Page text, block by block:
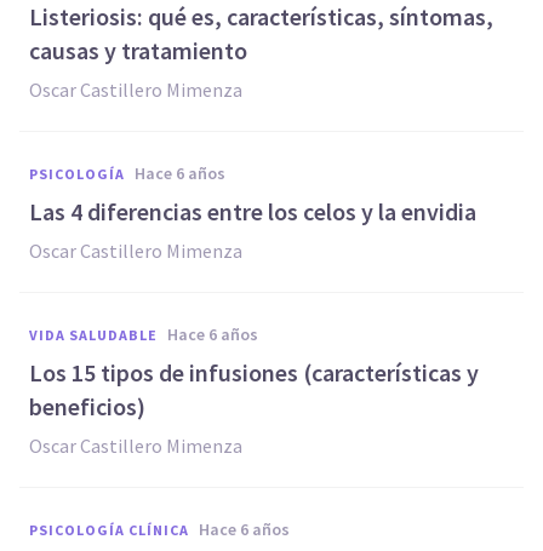
Listeriosis: qué es, características, síntomas,
causas y tratamiento
Oscar Castillero Mimenza
PSICOLOGÍA hace 6 años
Las 4 diferencias entre los celos y la envidia
Oscar Castillero Mimenza
VIDA SALUDABLE hace 6 años
Los 15 tipos de infusiones (características y
beneficios)
Oscar Castillero Mimenza
PSICOLOGÍA CLÍNICA hace 6 años